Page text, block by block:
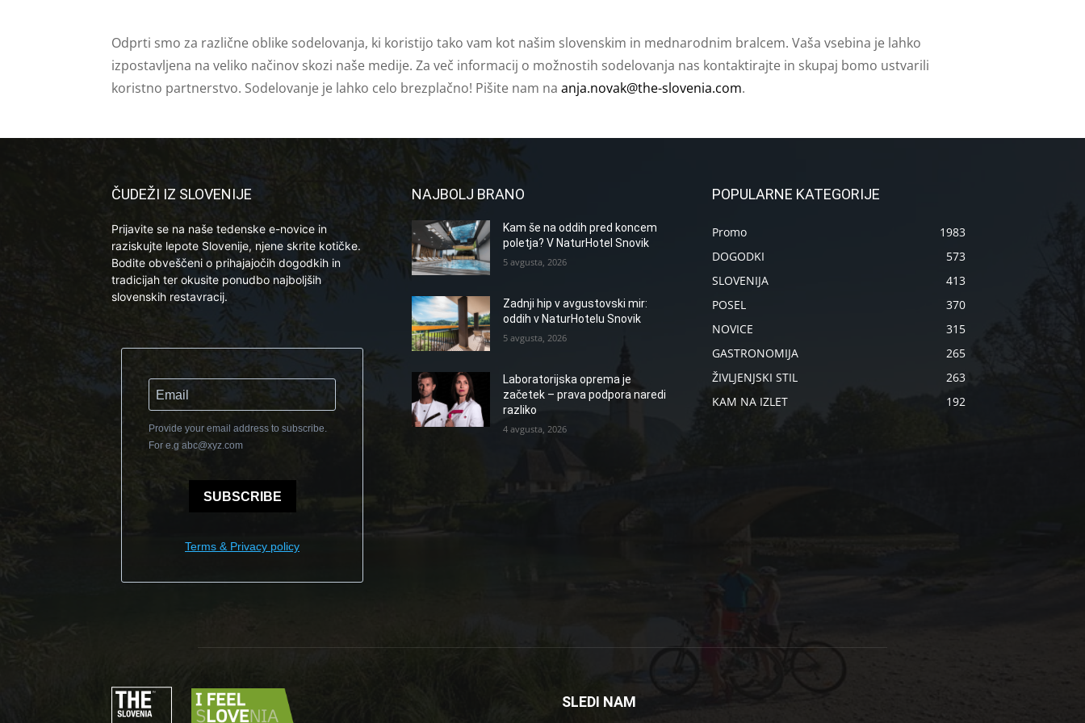
Odprti smo za različne oblike sodelovanja, ki koristijo tako vam kot našim slovenskim in mednarodnim bralcem. Vaša vsebina je lahko
izpostavljena na veliko načinov skozi naše medije. Za več informacij o možnostih sodelovanja nas kontaktirajte in skupaj bomo ustvarili
koristno partnerstvo. Sodelovanje je lahko celo brezplačno! Pišite nam na anja.novak@the-slovenia.com.
ČUDEŽI IZ SLOVENIJE
Prijavite se na naše tedenske e-novice in
raziskujte lepote Slovenije, njene skrite kotičke.
Bodite obveščeni o prihajajočih dogodkih in
tradicijah ter okusite ponudbo najboljših
slovenskih restavracij.
Provide your email address to subscribe.
For e.g abc@xyz.com
SUBSCRIBE
Terms & Privacy policy
NAJBOLJ BRANO
Kam še na oddih pred koncem
poletja? V NaturHotel Snovik
5 avgusta, 2026
Zadnji hip v avgustovski mir:
oddih v NaturHotelu Snovik
5 avgusta, 2026
Laboratorijska oprema je
začetek – prava podpora naredi
razliko
4 avgusta, 2026
POPULARNE KATEGORIJE
Promo
1983
DOGODKI
573
SLOVENIJA
413
POSEL
370
NOVICE
315
GASTRONOMIJA
265
ŽIVLJENJSKI STIL
263
KAM NA IZLET
192
SLEDI NAM